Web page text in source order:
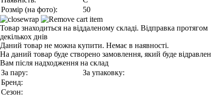
Розмір (на фото):
50
Товар знаходиться на віддаленому складі. Відправка протягом
декількох днів
Даний товар не можна купити. Немає в наявності.
На даний товар буде створено замовлення, який буде відравлен
Вам після надходження на склад
За пару:
За упаковку:
Бренд:
Сезон: